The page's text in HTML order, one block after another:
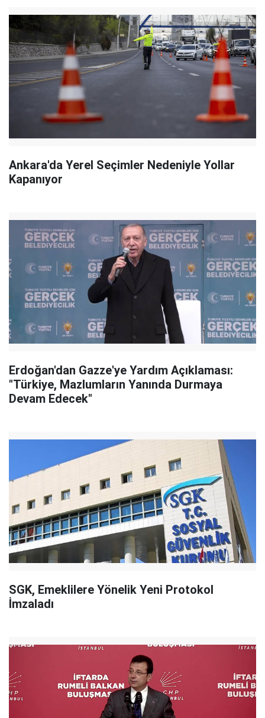
Ankara'da Yerel Seçimler Nedeniyle Yollar
Kapanıyor
Erdoğan'dan Gazze'ye Yardım Açıklaması:
"Türkiye, Mazlumların Yanında Durmaya
Devam Edecek"
SGK, Emeklilere Yönelik Yeni Protokol
İmzaladı